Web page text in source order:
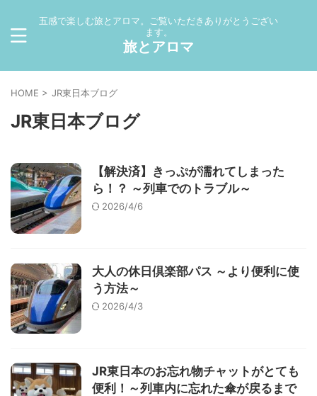
五感で楽しむ旅とアロマ。ご覧いただきありがとうござい
ます。
旅とアロマ
HOME > JR東日本ブログ
JR東日本ブログ
【解決済】きっぷが濡れてしまった
ら！？ ～列車でのトラブル～
2026/4/6
大人の休日倶楽部パス ～より便利に使
う方法～
2026/4/3
JR東日本のお忘れ物チャットがとても
便利！～列車内に忘れた傘が戻るまで